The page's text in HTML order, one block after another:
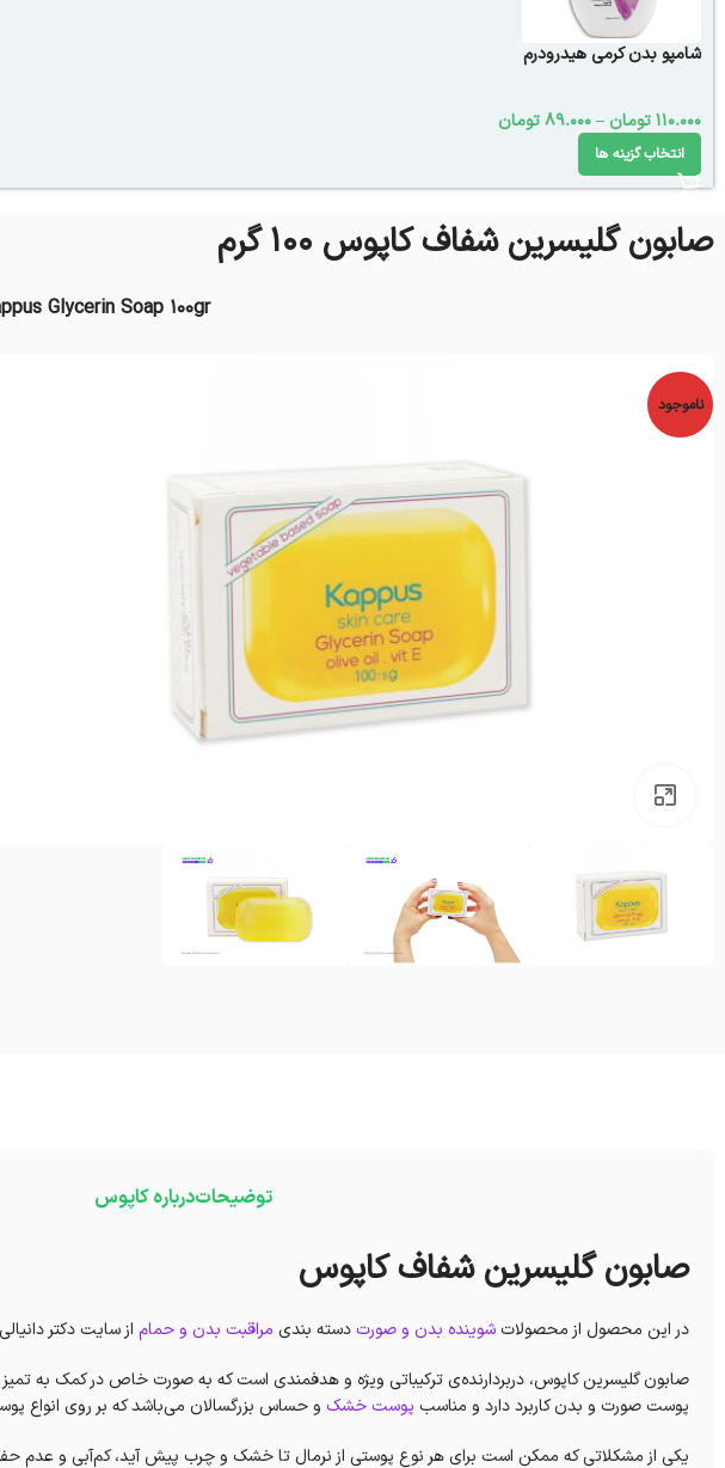
شامپو بدن کرمی هیدرودرم
110.000تومان –
89.000تومان
انتخاب گزینه ها
صابون گلیسرین شفاف کاپوس 100 گرم
Glycerin Soap 100gr
ناموجود
توضیحاتدرباره کاپوس
صابون گلیسرین شفاف کاپوس
در این محصول از محصولات شوینده بدن و صورت دسته بندی مراقبت بدن و حمام از سایت دکتر
صابون گلیسرین کاپوس، دربردارنده‌ی ترکیباتی ویژه و هدفمندی است که به صورت خاص در کمک به
پوست‌ صورت و بدن کاربرد دارد و مناسب پوست خشک و حساس‌ بزرگسالان می‌باشد که بر روی انواع
یکی از مشکلاتی که ممکن است برای هر نوع پوستی از نرمال تا خشک و چرب پیش آید، کم‌آبی و